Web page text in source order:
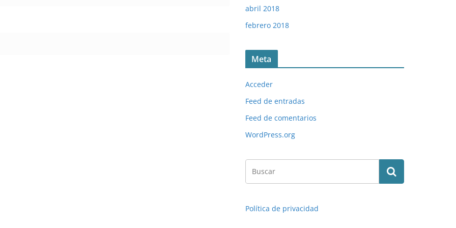
abril 2018
febrero 2018
Meta
Acceder
Feed de entradas
Feed de comentarios
WordPress.org
Política de privacidad